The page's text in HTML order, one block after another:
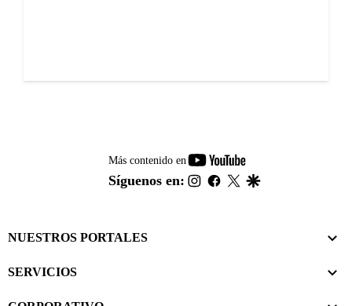
Más contenido en
youtube-
footer
Síguenos en: instagram
facebook
twitter
NUESTROS PORTALES
SERVICIOS